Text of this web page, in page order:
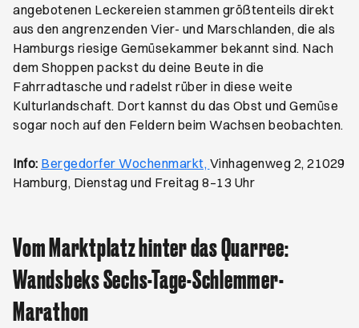
angebotenen Leckereien stammen größtenteils direkt
aus den angrenzenden Vier- und Marschlanden, die als
Hamburgs riesige Gemüsekammer bekannt sind. Nach
dem Shoppen packst du deine Beute in die
Fahrradtasche und radelst rüber in diese weite
Kulturlandschaft. Dort kannst du das Obst und Gemüse
sogar noch auf den Feldern beim Wachsen beobachten.
Info: Bergedorfer Wochenmarkt, Öffnet ein neues
Vinhagenweg 2, 21029
Hamburg, Dienstag und Freitag 8–13 Uhr
Vom Marktplatz hinter das Quarree:
Wandsbeks Sechs-Tage-Schlemmer-
Marathon